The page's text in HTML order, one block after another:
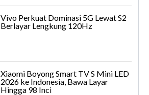
Vivo Perkuat Dominasi 5G Lewat S2
Berlayar Lengkung 120Hz
Xiaomi Boyong Smart TV S Mini LED
2026 ke Indonesia, Bawa Layar
Hingga 98 Inci